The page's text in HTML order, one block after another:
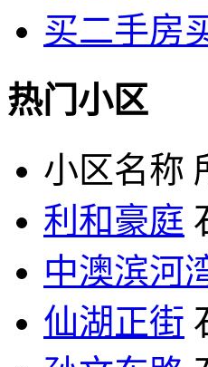
买二手房
热门小区
小区名称
利和豪庭
中澳滨河
仙湖正街